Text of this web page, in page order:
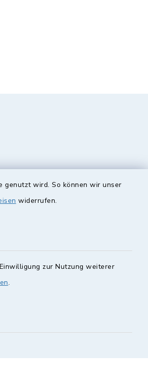
genutzt wird. So können wir unser
widerrufen.
zur Nutzung weiterer
.
Obermain Jura
Veranstaltungskalender
geoPortal Lichtenfels